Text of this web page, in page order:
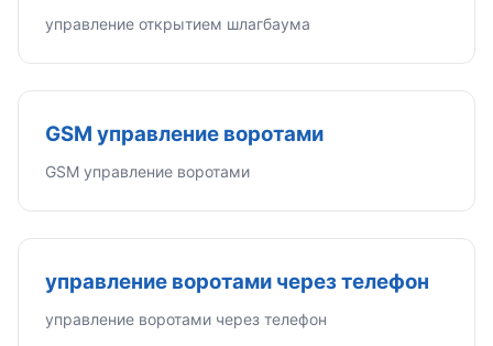
управление открытием шлагбаума
GSM управление воротами
GSM управление воротами
управление воротами через телефон
управление воротами через телефон